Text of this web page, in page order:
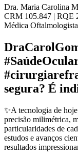
Dra. Maria Carolina
CRM 105.847 | RQE
Médica Oftalmologista
segura? É
✨A tecnologia de
precisão milimétrica,
particularidades de
estudos e avanços
resultados